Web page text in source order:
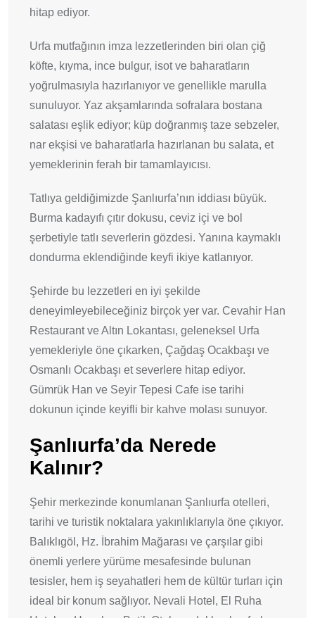
hitap ediyor.
Urfa mutfağının imza lezzetlerinden biri olan çiğ
köfte, kıyma, ince bulgur, isot ve baharatların
yoğrulmasıyla hazırlanıyor ve genellikle marulla
sunuluyor. Yaz akşamlarında sofralara bostana
salatası eşlik ediyor; küp doğranmış taze sebzeler,
nar ekşisi ve baharatlarla hazırlanan bu salata, et
yemeklerinin ferah bir tamamlayıcısı.
Tatlıya geldiğimizde Şanlıurfa’nın iddiası büyük.
Burma kadayıfı çıtır dokusu, ceviz içi ve bol
şerbetiyle tatlı severlerin gözdesi. Yanına kaymaklı
dondurma eklendiğinde keyfi ikiye katlanıyor.
Şehirde bu lezzetleri en iyi şekilde
deneyimleyebileceğiniz birçok yer var. Cevahir Han
Restaurant ve Altın Lokantası, geleneksel Urfa
yemekleriyle öne çıkarken, Çağdaş Ocakbaşı ve
Osmanlı Ocakbaşı et severlere hitap ediyor.
Gümrük Han ve Seyir Tepesi Cafe ise tarihi
dokunun içinde keyifli bir kahve molası sunuyor.
Şanlıurfa’da Nerede
Kalınır?
Şehir merkezinde konumlanan Şanlıurfa otelleri,
tarihi ve turistik noktalara yakınlıklarıyla öne çıkıyor.
Balıklıgöl, Hz. İbrahim Mağarası ve çarşılar gibi
önemli yerlere yürüme mesafesinde bulunan
tesisler, hem iş seyahatleri hem de kültür turları için
ideal bir konum sağlıyor. Nevali Hotel, El Ruha